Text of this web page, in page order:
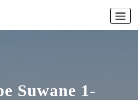
Suwane 1-